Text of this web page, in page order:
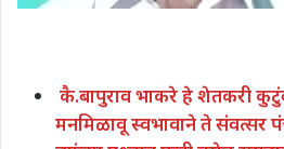
कै.बापुराव भाकरे हे शेतकरी
मनमिळावू स्वभावाने ते संवत्सर